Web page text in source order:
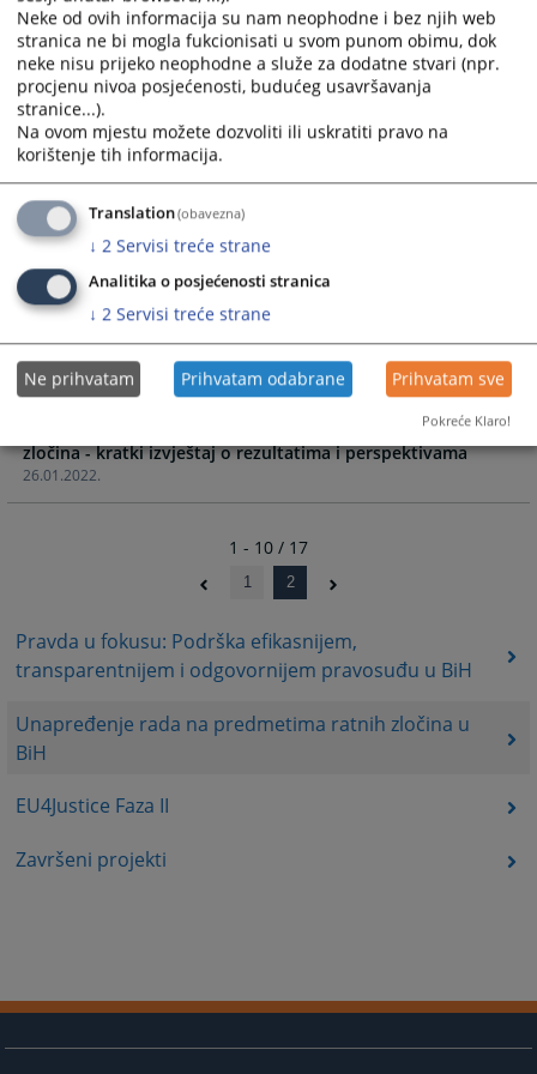
Pravda u fokusu: Podrška efikasnijem,
transparentnijem i odgovornijem pravosuđu u BiH
Unapređenje rada na predmetima ratnih zločina u
BiH
EU4Justice Faza II
Završeni projekti
26.10.2022.
XV Stručno savjetovanje tužilaca u BiH, 17 – 20.10.2022.
godine - Panel II – Procesuiranje predmeta ratnih zločina u
BiH
30.05.2022.
Specijalistička online edukacija stručnog osoblja u
sudovima i tužilaštvima „Unapređenje rada na predmetima
19.05.2022.
Okrugli sto „Efikasno upravljanje sudskim postupkom u
26.01.2022.
Brošura projekta „Unapređenje rada na predmetima ratnih
zločina u BiH“ IPA 2019
/ Rezultati i učinci pravosuđa u BiH na predmetima ratnih
zločina - kratki izvještaj o rezultatima i perspektivama
1 - 10 / 17
1 2
Neke od ovih informacija su nam neophodne i bez njih web
stranica ne bi mogla fukcionisati u svom punom obimu, dok
neke nisu prijeko neophodne a služe za dodatne stvari (npr.
procjenu nivoa posjećenosti, budućeg usavršavanja
stranice...).
Na ovom mjestu možete dozvoliti ili uskratiti pravo na
korištenje tih informacija.
Translation(obavezna)
↓ 2 Servisi treće strane
Analitika o posjećenosti stranica
↓ 2 Servisi treće strane
Ne prihvatam Prihvatam odabrane Prihvatam sve
Pokreće Klaro!